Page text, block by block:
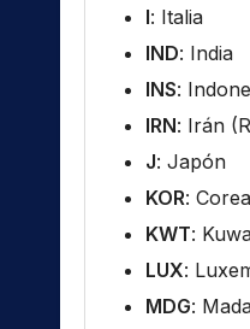
I: Italia
IND: India
INS:
IRN: Irán
J: Japón
KOR:
KWT:
LUX:
MDG: